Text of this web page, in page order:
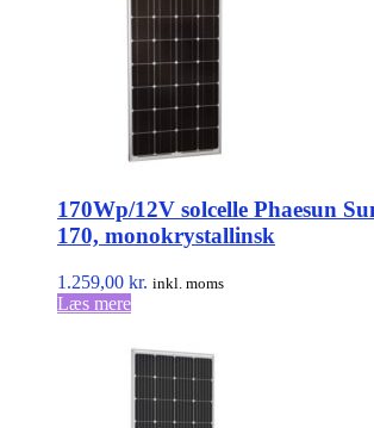
170Wp/12V solcelle Phaesun
170, monokrystallinsk
1.259,00 kr. inkl. moms
Læs mere